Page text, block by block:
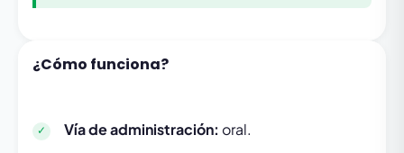
¿Cómo funciona?
Vía de administración: oral.